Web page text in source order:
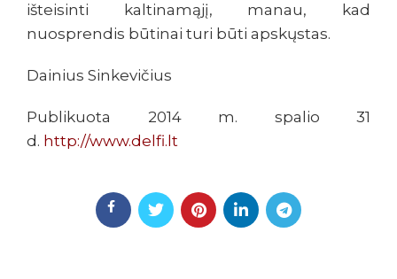
išteisinti kaltinamąjį, manau, kad
nuosprendis būtinai turi būti apskųstas.
Dainius Sinkevičius
Publikuota 2014 m. spalio 31
d. http://www.delfi.lt